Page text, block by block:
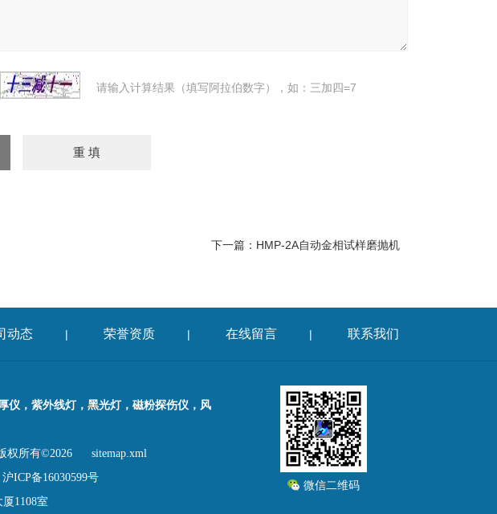
请输入计算结果（填写阿拉伯数字），如：三加四=7
下一篇： HMP-2A自动金相试样磨抛机
动态 | 荣誉资质 | 在线留言 | 联系我们
仪，紫外线灯，黑光灯，磁粉探伤仪，风
权所有©2026 sitemap.xml
ICP备16030599号
厦1108室
微信二维码